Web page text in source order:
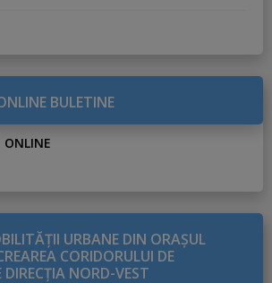
BULETINE
ONLINE
URBANE DIN ORAŞUL
CORIDORULUI DE
NORD-VEST